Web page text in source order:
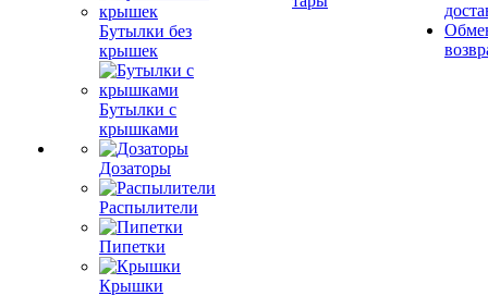
Бутылки без
крышек
Бутылки с
крышками
Дозаторы
Распылители
Пипетки
Крышки